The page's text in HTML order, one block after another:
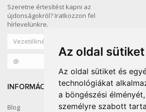
Az oldal
Az oldal sütiket és
technológiákat
a böngészési
személyre szabott
Szeretne értesítést kapni az
újdonságokról? Iratkozzon fel
hírlevelünkre.
INFORMÁCIÓ
Blog
KÖZÖSSÉGI MÉDIA